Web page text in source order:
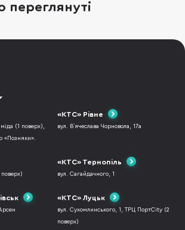
активно просувають це як аргумент для
покупки. На цьому тлі легко вирішити, що без
(1 поверх),
«Позняки».
«КТС» Рівне
вул. В`ячеслава Чорновола, 17а
«КТС» Тернопіль
вул. Сагайдачного, 1
«КТС» Луцьк
вул. Сухомлинського, 1, ТРЦ ПортCity (2
поверх)